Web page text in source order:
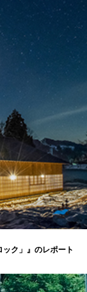
ック」』のレポート